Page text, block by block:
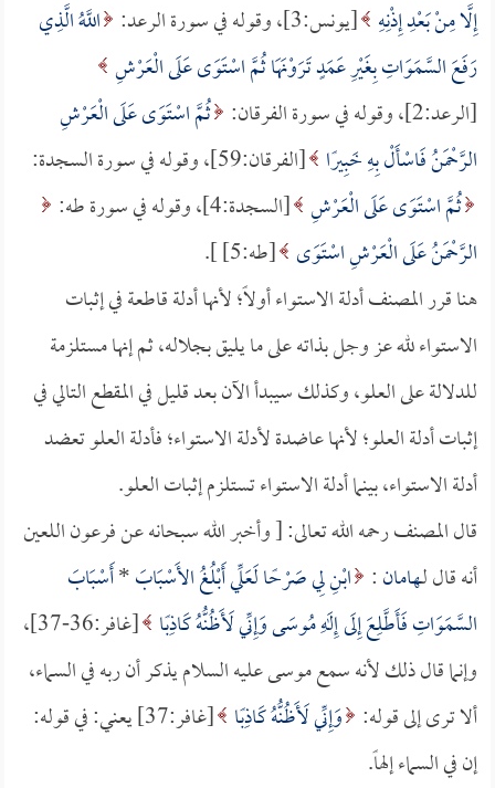
إِلَّا مِنْ بَعْدِ إِذْنِهِ [يونس:3]، وقوله في سورة الرعد:
اللَّهُ الَّذِي
رَفَعَ السَّمَوَاتِ بِغَيْرِ عَمَدٍ تَرَوْنَهَا ثُمَّ اسْتَوَى عَلَى الْعَرْشِ
[الرعد:2]، وقوله في سورة الفرقان:
ثُمَّ اسْتَوَى عَلَى الْعَرْشِ
الرَّحْمَنُ فَاسْأَلْ بِهِ خَبِيرًا [الفرقان:59]، وقوله في سورة السجدة:
ثُمَّ اسْتَوَى عَلَى الْعَرْشِ [السجدة:4]، وقوله في سورة طه:
الرَّحْمَنُ عَلَى الْعَرْشِ اسْتَوَى [طه:5] ].
هنا قرر المصنف أدلة الاستواء أولاً؛ لأنها أدلة قاطعة في إثبات
الاستواء لله عز وجل بذاته على ما يليق بجلاله، ثم إنها مستلزمة
للدلالة على العلو، وكذلك سيبدأ الآن بعد قليل في المقطع التالي في
إثبات أدلة العلو؛ لأنها عاضدة لأدلة الاستواء؛ فأدلة العلو تعضد
أدلة الاستواء، بينما أدلة الاستواء تستلزم إثبات العلو.
قال المصنف رحمه الله تعالى: [ وأخبر الله سبحانه عن فرعون اللعين
أنه قال لـهامان: ابْنِ لِي صَرْحًا لَعَلِّي أَبْلُغُ الأَسْبَابَ*أَسْبَابَ
السَّمَوَاتِ فَأَطَّلِعَ إِلَى إِلَهِ مُوسَى وَإِنِّي لَأَظُنُّهُ كَاذِبًا
[غافر:36-37]،
وإنما قال ذلك لأنه سمع موسى عليه السلام يذكر أن ربه في السماء،
ألا ترى إلى قوله: وَإِنِّي لَأَظُنُّهُ كَاذِبًا
[غافر:37] يعني: في قوله:
إن في السماء إلهاً.